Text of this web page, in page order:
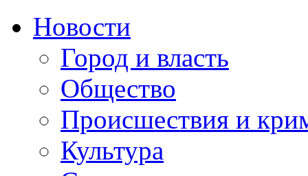
Новости
Город и власть
Общество
Происшествия и
Культура